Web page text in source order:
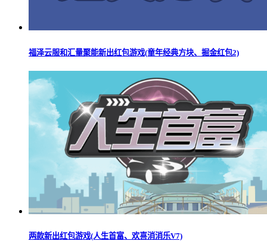
福泽云服和汇量聚能新出红包游戏(童年经典方块、掘金红包2)
两款新出红包游戏(人生首富、欢喜消消乐V7)